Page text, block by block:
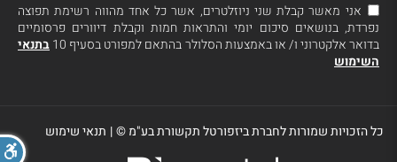
אני מאשר קבלת שני ניוזלטרים, אשר כל אחד מהווה רשימת תפוצה
נפרדת, בנושאים סיכום יומי והתראות חמות וקבלת דיוורים פרסומיים
בדואר אלקטרוני ו/ או באמצעות הסלולר בהתאם למפורט בסעיף 10
בתנאי
השימוש
כל הזכויות שמורות לחברת ביזפורטל תקשורת בע"מ ©| תנאי שימוש